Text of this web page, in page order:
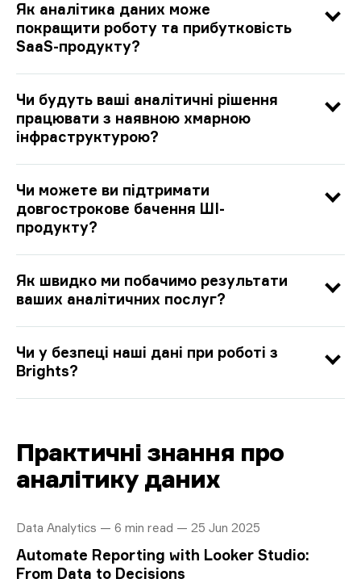
Як аналітика даних може
покращити роботу та прибутковість
SaaS-продукту?
Чи будуть ваші аналітичні рішення
працювати з наявною хмарною
інфраструктурою?
Чи можете ви підтримати
довгострокове бачення ШІ-
продукту?
Як швидко ми побачимо результати
ваших аналітичних послуг?
Чи у безпеці наші дані при роботі з
Brights?
Практичні знання про
аналітику даних
Data Analytics — 6 min read — 25 Jun 2025
Automate Reporting with Looker Studio:
From Data to Decisions